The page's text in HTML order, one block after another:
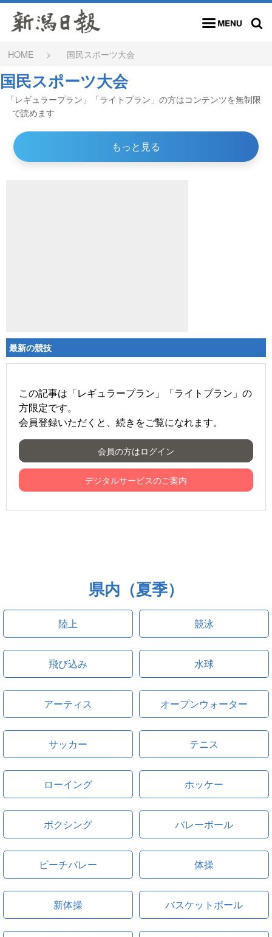
メニュー 検索
HOME 国民スポーツ大会
国民スポーツ大会
「レギュラープラン」「ライトプラン」の方はコンテンツを無制限
で読めます
もっと見る
最新の競技
この記事は「レギュラープラン」「ライトプラン」の
方限定です。
会員登録いただくと、続きをご覧になれます。
会員の方はログイン
デジタルサービスのご案内
県内（夏季）
陸上 競泳
飛び込み 水球
アーティス オープンウォーター
サッカー テニス
ローイング ホッケー
ボクシング バレーボール
ビーチバレー 体操
新体操 バスケットボール